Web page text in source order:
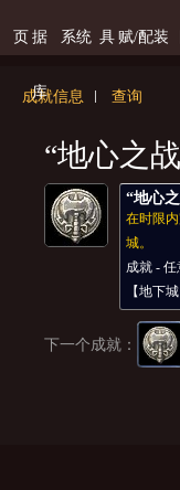
页 据
库
系统 具 赋/配装
成就信息 查询
“地心之
“地心
在时限
城。
成就 -
【地下城
下一个成就：